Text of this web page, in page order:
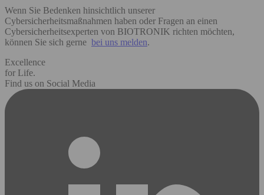
Wenn Sie Bedenken hinsichtlich unserer
Cybersicherheitsmaßnahmen haben oder Fragen an einen
Cybersicherheitsexperten von BIOTRONIK richten möchten,
können Sie sich gerne bei uns melden.
Excellence
for Life.
Find us on Social Media